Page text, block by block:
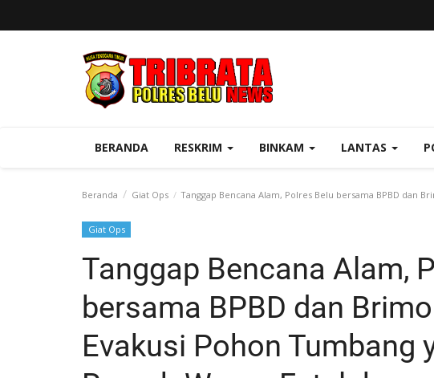
BERANDA RESKRIM BINKAM LANTAS
Beranda Giat Ops Tanggap Bencana Alam, Polres Belu bersama BPBD dan
Giat Ops
Tanggap Bencana Alam,
bersama BPBD dan
Evakusi Pohon Tumbang